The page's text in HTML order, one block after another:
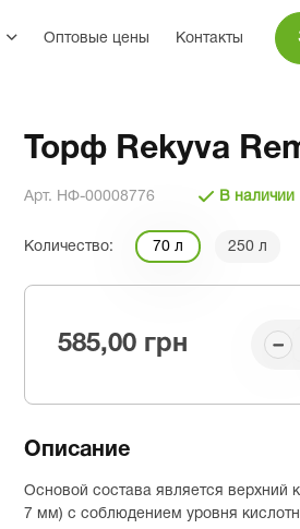
Оптовые цены Контакты
Торф Rekyva
Арт. НФ-00008776 В наличии
Количество: 70 л 250 л
585,00 грн
Описание
Основой состава является верхний
7 мм) с соблюдением уровня